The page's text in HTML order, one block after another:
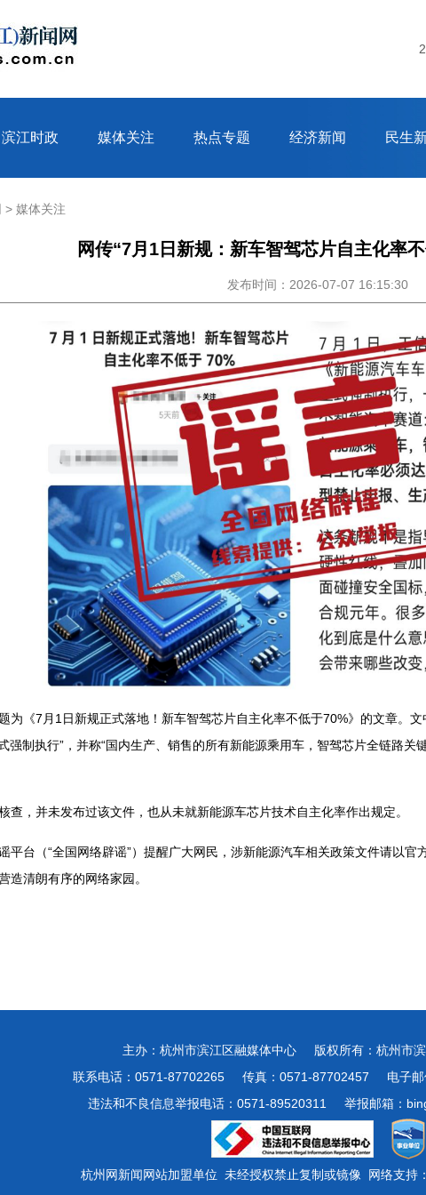
滨江时政 媒体关注 热点专题 经济新闻 民生
> 媒体关注
网传“7月1日新规：新车智驾芯片自主化率
发布时间：2026-07-07 16:15:30
为《7月1日新规正式落地！新车智驾芯片自主化率不低于70%》的文章。
强制执行”，并称“国内生产、销售的所有新能源乘用车，智驾芯片全链路
查，并未发布过该文件，也从未就新能源车芯片技术自主化率作出规定。
平台（“全国网络辟谣”）提醒广大网民，涉新能源汽车相关政策文件请以
造清朗有序的网络家园。
主办：杭州市滨江区融媒体中心
版权所有：杭州市
联系电话：0571-87702265
传真：0571-87702457
电子
违法和不良信息举报电话：0571-89520311
举报邮箱：
杭州网新闻网站加盟单位 未经授权禁止复制或镜像 网络支持